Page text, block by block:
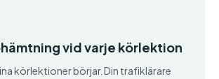
vid varje körlektion
körlektioner börjar. Din trafiklärare